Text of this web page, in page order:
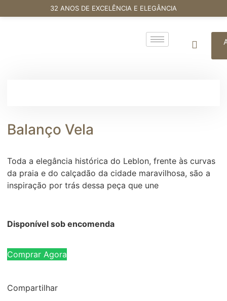
32 ANOS DE EXCELÊNCIA E ELEGÂNCIA
Balanço Vela
Toda a elegância histórica do Leblon, frente às curvas
da praia e do calçadão da cidade maravilhosa, são a
inspiração por trás dessa peça que une
Disponível sob encomenda
Comprar Agora
Compartilhar